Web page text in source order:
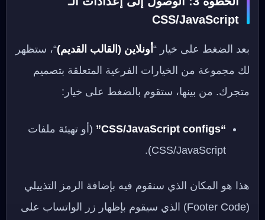
CSS/JavaScript
بعد الضغط على خيار “ أونلاين (القالب القديم)“، ستظهر
لك مجموعة من الخيارات الفرعية المتعلقة بتصميم
متجرك. من بينها، ستقوم بالضغط على خيار:
“CSS/JavaScript configs”
(أو تهيئة ملفات
CSS/JavaScript).
هذا هو المكان الذي سنقوم فيه بإضافة الرمز التذييلي
(Footer Code) الذي سيقوم بإظهار زر الواتساب على